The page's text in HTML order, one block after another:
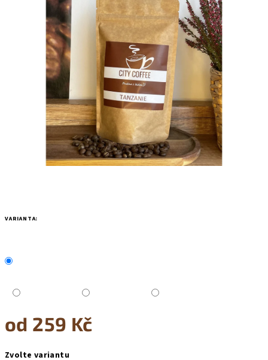
VARIANTA:
od 259 Kč
cena:
Zvolte variantu